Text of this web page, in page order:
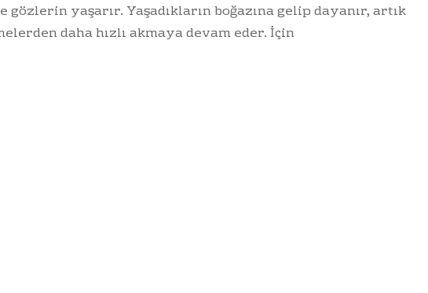
gözlerin yaşarır. Yaşadıkların boğazına gelip dayanır, artık
daha hızlı akmaya devam eder. İçin